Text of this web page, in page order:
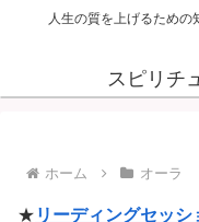
人生の質を上げるための
スピリチ
ホーム オーラ
★ リーディングセッ